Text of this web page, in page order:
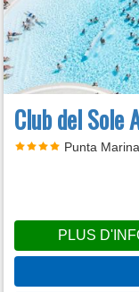
Club del Sole
Punta
PLUS